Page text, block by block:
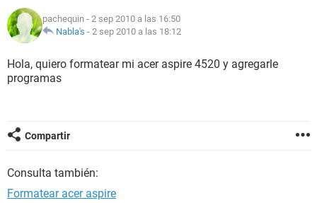
pachequin - 2 sep 2010 a las 16:50
Nabla's - 2 sep 2010 a las 18:12
Hola, quiero formatear mi acer aspire 4520 y agregarle
programas
Compartir
Consulta también:
Formatear acer aspire